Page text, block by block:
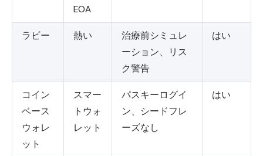
EOA
ラビー 熱い
治療前シミュレ
ーション、リス
ク警告
はい
コイン
ベース
ウォレ
ット
スマー
トウォ
レット
パスキーログイ
ン、シードフレ
ーズなし
はい